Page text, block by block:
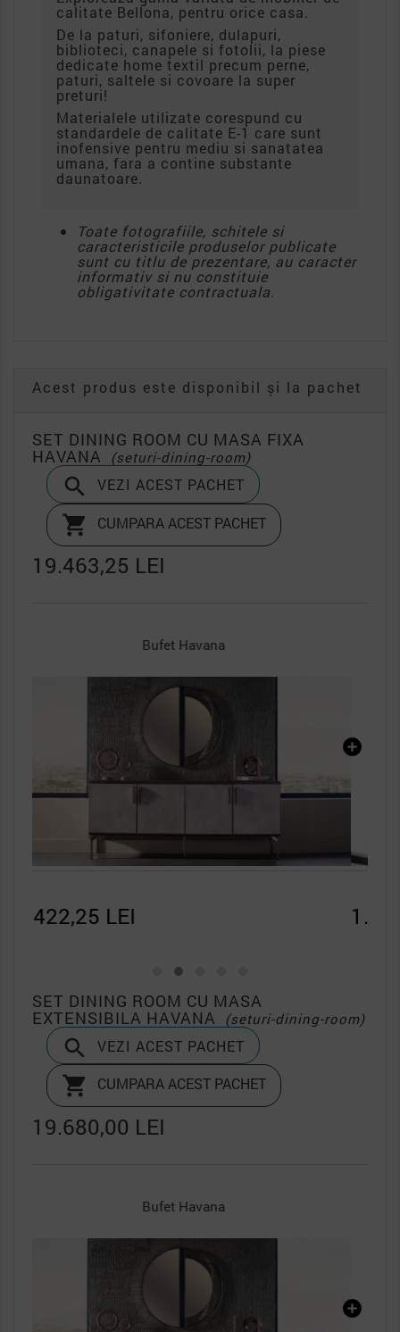
calitate Bellona, pentru orice casa.
De la paturi, sifoniere, dulapuri,
biblioteci, canapele si fotolii, la piese
dedicate home textil precum perne,
paturi, saltele si covoare la super
preturi!
Materialele utilizate corespund cu
standardele de calitate E-1 care sunt
inofensive pentru mediu si sanatatea
umana, fara a contine substante
daunatoare.
Toate fotografiile, schitele si
caracteristicile produselor publicate
sunt cu titlu de prezentare, au caracter
informativ si nu constituie
obligativitate contractuala.
Acest produs este disponibil și la pachet
SET DINING ROOM CU MASA FIXA
HAVANA (seturi-dining-room)
 VEZI ACEST PACHET
 CUMPARA ACEST PACHET
19.463,25 LEI
Oglinda Bufet Havana
1.451,25 LEI
SET DINING ROOM CU MASA
EXTENSIBILA HAVANA (seturi-dining-room)
 VEZI ACEST PACHET
 CUMPARA ACEST PACHET
19.680,00 LEI
Oglinda Bufet Havana